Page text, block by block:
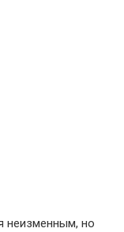
неизменным, но